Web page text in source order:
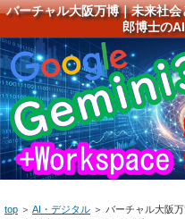
バーチャル大阪万博｜未来社
郎博士の
top ＞ AI・デジタル ＞ バーチャル大阪